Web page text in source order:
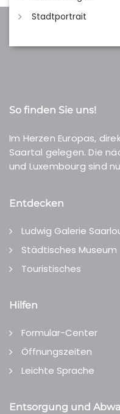
Stadtportrait
So finden Sie uns!
Im Herzen Europas,
Saartal gelegen. Die
und Luxembourg sind
Entdecken
Ludwig Galerie
Städtisches Museum
Touristisches
Hilfen
Formular-Center
Öffnungszeiten
Leichte Sprache
Entsorgung und